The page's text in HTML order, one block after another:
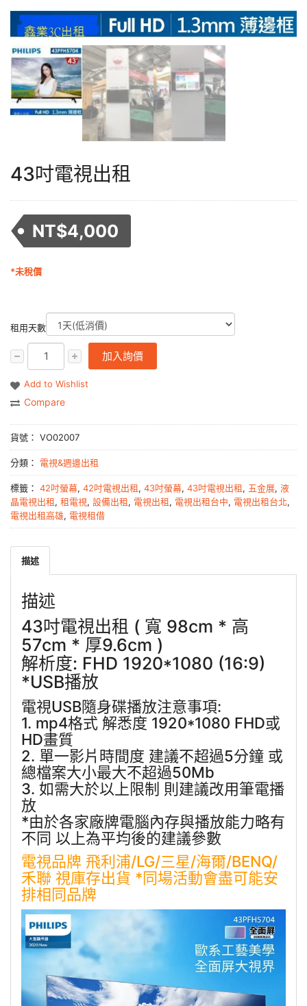
43吋電視出租
NT$4,000
*未稅價
租用天數
加入詢價
Add to Wishlist
Compare
貨號： VO02007
分類： 電視&週邊出租
標籤： 42吋螢幕, 42吋電視出租, 43吋螢幕, 43吋電視出租, 五金展, 液
晶電視出租, 租電視, 設備出租, 電視出租, 電視出租台中, 電視出租台北,
電視出租高雄, 電視租借
描述
描述
43吋電視出租 ( 寬 98cm * 高
57cm * 厚9.6cm )
解析度: FHD 1920*1080 (16:9)
*USB播放
電視USB隨身碟播放注意事項:
1. mp4格式 解悉度 1920*1080 FHD或
HD畫質
2. 單一影片時間度 建議不超過5分鐘 或
總檔案大小最大不超過50Mb
3. 如需大於以上限制 則建議改用筆電播
放
*由於各家廠牌電腦內存與播放能力略有
不同 以上為平均後的建議參數
電視品牌 飛利浦/LG/三星/海爾/BENQ/
禾聯 視庫存出貨 *同場活動會盡可能安
排相同品牌